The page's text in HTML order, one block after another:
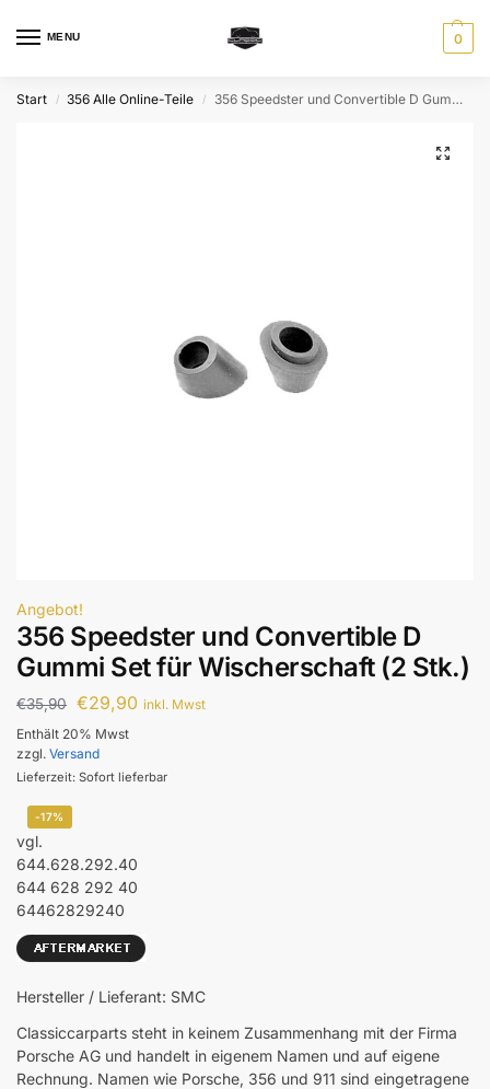
MENU 0
Start / 356 Alle Online-Teile / 356 Speedster und Convertible D Gummi Set für Wischerschaft (2 Stk.)
Angebot!
356 Speedster und Convertible D
Gummi Set für Wischerschaft (2 Stk.)
€35,90 €29,90 inkl. Mwst
Enthält 20% Mwst
zzgl. Versand
Lieferzeit: Sofort lieferbar
-17%
vgl.
644.628.292.40
644 628 292 40
64462829240
Hersteller / Lieferant: SMC
Classiccarparts steht in keinem Zusammenhang mit der Firma
Porsche AG und handelt in eigenem Namen und auf eigene
Rechnung. Namen wie Porsche, 356 und 911 sind eingetragene